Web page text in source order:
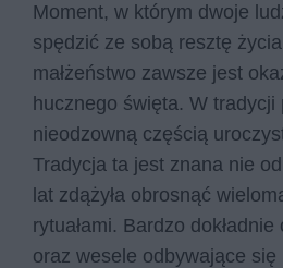
Moment, w którym dwoje
spędzić ze sobą resztę
małżeństwo zawsze jest
hucznego święta. W
nieodzowną częścią
Tradycja ta jest znana nie
lat zdążyła obrosnąć
rytuałami. Bardzo
oraz wesele odbywające się